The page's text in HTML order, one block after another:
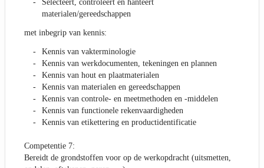
Selecteert, controleert en hanteert
materialen/gereedschappen
met inbegrip van kennis:
Kennis van vakterminologie
Kennis van werkdocumenten, tekeningen en plannen
Kennis van hout en plaatmaterialen
Kennis van materialen en gereedschappen
Kennis van controle- en meetmethoden en -middelen
Kennis van functionele rekenvaardigheden
Kennis van etikettering en productidentificatie
Competentie 7:
Bereidt de grondstoffen voor op de werkopdracht (uitsmetten,